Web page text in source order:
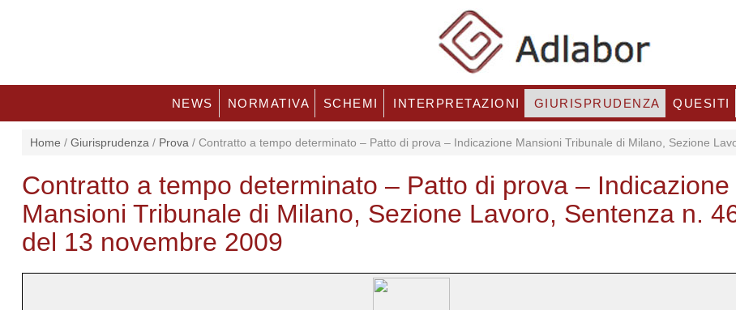
NEWS NORMATIVA SCHEMI INTERPRETAZIONI GIURISPRUDENZA QUESITI
Home / Giurisprudenza / Prova / Contratto a tempo determinato – Patto di prova – Indicazione Mansioni Tribunale di Milano, Sezione
Contratto a tempo determinato – Patto di prova – Indicazione
Mansioni Tribunale di Milano, Sezione Lavoro, Sentenza n.
del 13 novembre 2009